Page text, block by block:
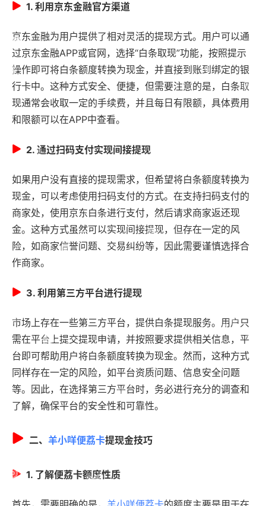
1. 利用京东金融官方渠道
京东金融为用户提供了相对灵活的提现方式。用户可以通
过京东金融APP或官网，选择“白条取现”功能，按照提示
操作即可将白条额度转换为现金，并直接到账到绑定的银
行卡中。这种方式安全、便捷，但需要注意的是，白条取
现通常会收取一定的手续费，并且每日有限额，具体费用
和限额可以在APP中查看。
2. 通过扫码支付实现间接提现
如果用户没有直接的提现需求，但希望将白条额度转换为
现金，可以考虑使用扫码支付的方式。在支持扫码支付的
商家处，使用京东白条进行支付，然后请求商家返还现
金。这种方式虽然可以实现间接提现，但存在一定的风
险，如商家信誉问题、交易纠纷等，因此需要谨慎选择合
作商家。
3. 利用第三方平台进行提现
市场上存在一些第三方平台，提供白条提现服务。用户只
需在平台上提交提现申请，并按照要求提供相关信息，平
台即可帮助用户将白条额度转换为现金。然而，这种方式
同样存在一定的风险，如平台资质问题、信息安全问题
等。因此，在选择第三方平台时，务必进行充分的调查和
了解，确保平台的安全性和可靠性。
二、 羊小咩便荔卡提现金技巧
1. 了解便荔卡额度性质